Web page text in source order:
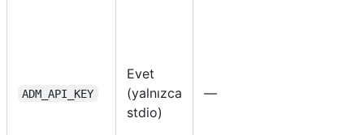
ADM_API_KEY
Evet
(yalnızca
stdio)
—